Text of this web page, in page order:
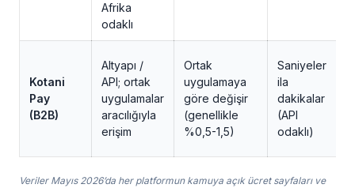
Afrika
odaklı
Kotani
Pay
(B2B)
Altyapı /
API; ortak
uygulamalar
aracılığıyla
erişim
Ortak
uygulamaya
göre değişir
(genellikle
%0,5-1,5)
Saniyeler
ila
dakikalar
(API
odaklı)
Veriler Mayıs 2026’da her platformun kamuya açık ücret sayfaları ve